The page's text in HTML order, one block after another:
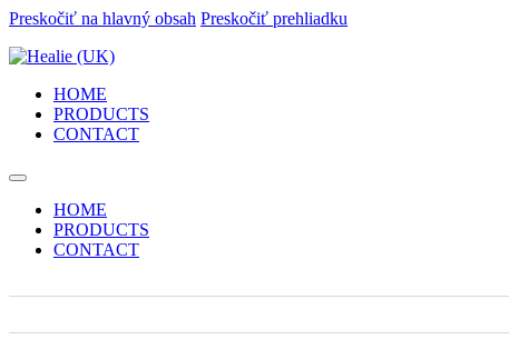
Preskočiť na hlavný obsah Preskočiť prehliadku
HOME
PRODUCTS
CONTACT
HOME
PRODUCTS
CONTACT